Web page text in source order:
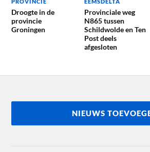
PROVINCIE
Droogte in de
provincie
Groningen
EEMSDELTA
Provinciale weg
N865 tussen
Schildwolde en Ten
Post deels
afgesloten
NIEUWS